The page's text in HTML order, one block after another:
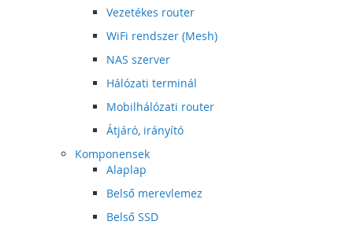
Vezetékes router
WiFi rendszer (Mesh)
NAS szerver
Hálózati terminál
Mobilhálózati router
Átjáró, irányító
Komponensek
Alaplap
Belső merevlemez
Belső SSD